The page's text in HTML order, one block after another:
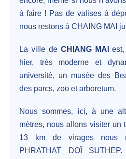
à faire ! Pas de valises à
nous restons à CHAING MAI
La ville de CHIANG MAI
hier, très moderne et
université, un musée des
des parcs, zoo et arboretum.
Nous sommes, ici, à une
mètres, nous allons visiter un
13 km de virages nous
PHRATHAT DOÏ